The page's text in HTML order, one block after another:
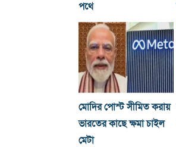
পথে
মোদির পোস্ট সীমিত করায়
ভারতের কাছে ক্ষমা চাইল
মেটা